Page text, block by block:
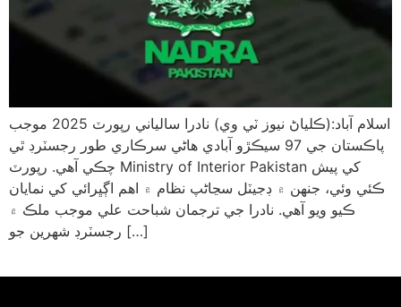
اسلام آباد:(ڪلياڻ نيوز ٽي وي) نادرا سالياني رپورٽ 2025 موجب
پاڪستان جي 97 سيڪڙو آبادي هاڻي سرڪاري طور رجسٽرڊ ٿي
چڪي آهي. رپورٽ Ministry of Interior Pakistan کي پيش
ڪئي وئي، جنهن ۾ ڊجيٽل سڃاڻپ نظام ۾ اهم اڳڀرائي کي نمايان
ڪيو ويو آهي. نادرا جي ترجمان شباحت علي موجب ملڪ ۾
رجسٽرڊ شهرين جو […]